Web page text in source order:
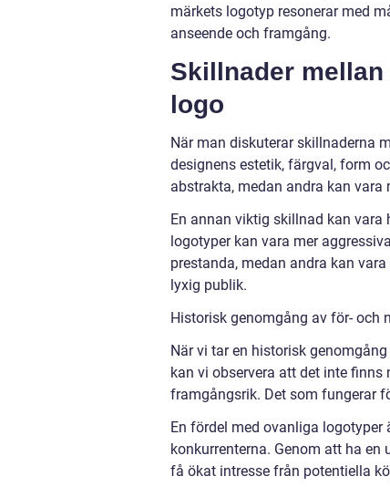
märkets logotyp resonerar med
anseende och framgång.
Skillnader
logo
När man diskuterar skillnaderna
designens estetik, färgval, form
abstrakta, medan andra kan vara
En annan viktig skillnad kan vara
logotyper kan vara mer
prestanda, medan andra kan
lyxig publik.
Historisk genomgång av för- och
När vi tar en historisk
kan vi observera att det inte
framgångsrik. Det som fungerar
En fördel med ovanliga
konkurrenterna. Genom att ha
få ökat intresse från potentiella